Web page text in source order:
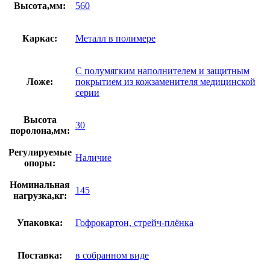
Высота,мм: 560
Каркас: Металл в полимере
Ложе:
С полумягким наполнителем и защитным
покрытием из кожзаменителя медицинской
серии
Высота
поролона,мм:
30
Регулируемые
опоры:
Наличие
Номинальная
нагрузка,кг:
145
Упаковка: Гофрокартон, стрейч-плёнка
Поставка: в собранном виде